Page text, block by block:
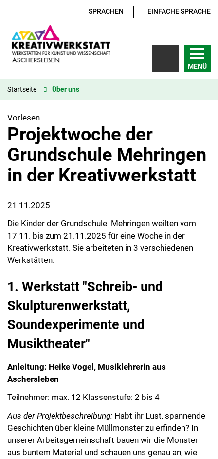
SPRACHEN EINFACHE SPRACHE
MENÜ
Startseite Über uns
Vorlesen
Projektwoche der
Grundschule Mehringen
in der Kreativwerkstatt
21.11.2025
Die Kinder der Grundschule Mehringen weilten vom
17.11. bis zum 21.11.2025 für eine Woche in der
Kreativwerkstatt. Sie arbeiteten in 3 verschiedenen
Werkstätten.
1. Werkstatt "Schreib- und
Skulpturenwerkstatt,
Soundexperimente und
Musiktheater"
Anleitung: Heike Vogel, Musiklehrerin aus
Aschersleben
Teilnehmer: max. 12 Klassenstufe: 2 bis 4
Aus der Projektbeschreibung: Habt ihr Lust, spannende
Geschichten über kleine Müllmonster zu erfinden? In
unserer Arbeitsgemeinschaft bauen wir die Monster
aus buntem Material und schauen uns genau an, wie